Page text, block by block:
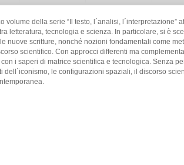
volume della serie “Il testo, l´analisi,
letteratura, tecnologia e scienza. In particolare, si è
nuove scritture, nonché nozioni fondamentali come
scientifico. Con approcci differenti ma
i saperi di matrice scientifica e tecnologica. Senza
dell´iconismo, le configurazioni spaziali, il discorso